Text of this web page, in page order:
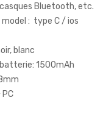
casques Bluetooth, etc.
model : type C / ios
blanc
1500mAh
PC